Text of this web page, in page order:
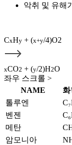
악취 및 유해
CxHy + (x+y/4)O2
xCO2 + (y/2)H2O
좌우 스크롤 >
NAME
화
톨루엔
벤젠
메탄
암모니아